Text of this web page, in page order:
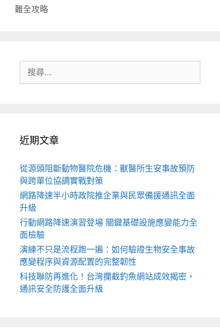
難全攻略
尋:
近期文章
從源頭阻斷動物醫院危機：獸醫所生安事故預防
與跨單位協調實戰對策
網路降速半小時政院推企業與民眾備援通訊全面
升級
行動網路降速演習登場 關鍵基礎設施應變能力全
面檢驗
演練不只是流程跑一遍：如何驗證生物安全事故
應變程序與資源配置的完整韌性
科技聯防再進化！台灣攔截釣魚網站成效揭密，
通訊安全防護全面升級